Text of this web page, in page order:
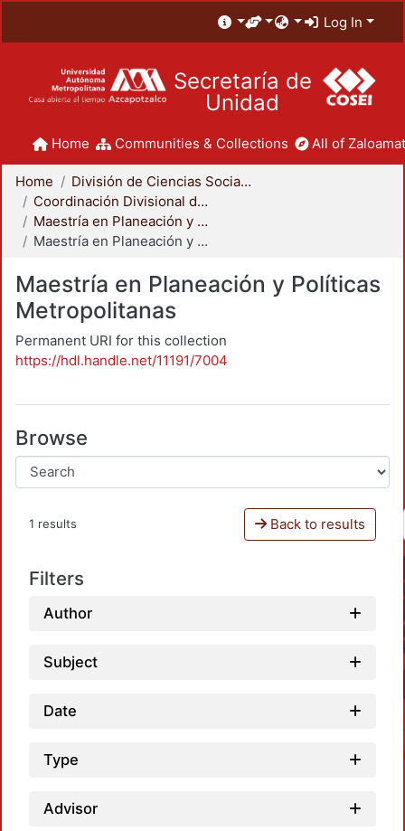
Log In
Secretaría de
Unidad
Home Communities & Collections All of
Home
División de Ciencias Sociales y Humanidades
Coordinación Divisional de Posgrado
Maestría en Planeación y Políticas Metropolitanas
Maestría en Planeación y Políticas Metropolitanas
Maestría en Planeación y Políticas
Metropolitanas
Permanent URI for this collection
https://hdl.handle.net/11191/7004
Browse
1 results Back to results
Filters
Author
Subject
Date
Type
Advisor